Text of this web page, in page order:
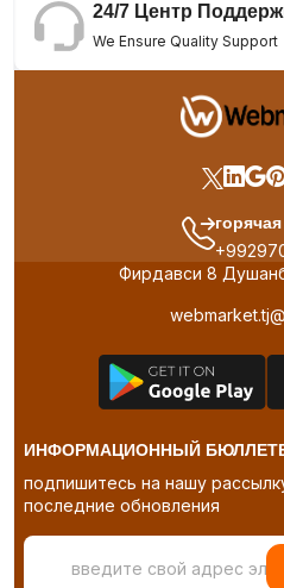
24/7 Центр
We Ensure Quality Support
Фирдавси 8
ИНФОРМАЦИОННЫЙ
подпишитесь на нашу
последние обновления